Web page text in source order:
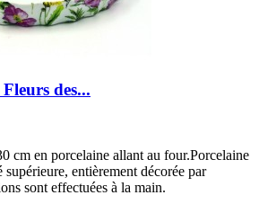
des...
cm en porcelaine allant au four.Porcelaine
supérieure, entièrement décorée par
sont effectuées à la main.